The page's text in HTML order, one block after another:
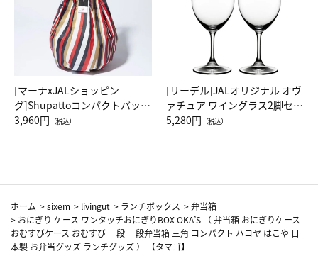
[マーナxJALショッピン
グ]Shupattoコンパクトバッグ
Drop JAL客室乗務員（LC）ス
3,960円 （税込）
[リーデル]JALオリジナル オヴ
ァチュア ワイングラス2脚セッ
ト（レッドワイン）
5,280円 （税込）
ホーム >sixem > livingut > ランチボックス >弁当箱
> おにぎり ケース ワンタッチおにぎりBOX OKA’S （ 弁当箱 おにぎりケース
おむすびケース おむすび 一段 一段弁当箱 三角 コンパクト ハコヤ はこや 日
本製 お弁当グッズ ランチグッズ ） 【タマゴ】